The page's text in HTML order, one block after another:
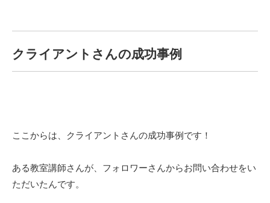
クライアントさんの成功事例
ここからは、クライアントさんの成功事例です！
ある教室講師さんが、フォロワーさんからお問い合わせをい
ただいたんです。